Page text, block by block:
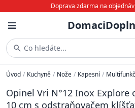
Doprava zdarma na
Co hledáte...
Úvod / Kuchyně / Nože / Kapesní /
Opinel Vri N°12 Inox Explore
10 cm s odstraňovačem